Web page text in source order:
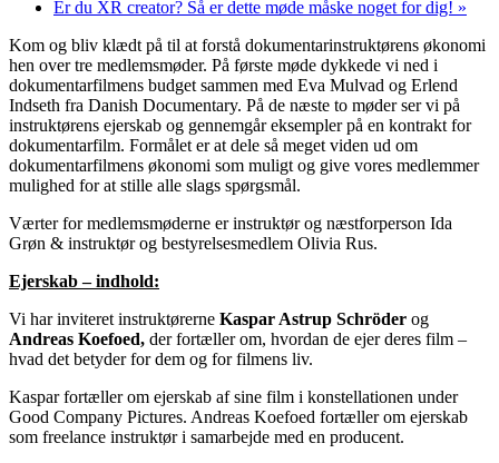
Er du XR creator? Så er dette møde måske noget for dig! »
Kom og bliv klædt på til at forstå dokumentarinstruktørens økonomi
hen over tre medlemsmøder. På første møde dykkede vi ned i
dokumentarfilmens budget sammen med Eva Mulvad og Erlend
Indseth fra Danish Documentary. På de næste to møder ser vi på
instruktørens ejerskab og gennemgår eksempler på en kontrakt for
dokumentarfilm. Formålet er at dele så meget viden ud om
dokumentarfilmens økonomi som muligt og give vores medlemmer
mulighed for at stille alle slags spørgsmål.
Værter for medlemsmøderne er instruktør og næstforperson Ida
Grøn & instruktør og bestyrelsesmedlem Olivia Rus.
Ejerskab – indhold:
Vi har inviteret instruktørerne Kaspar Astrup Schröder og
Andreas Koefoed, der fortæller om, hvordan de ejer deres film –
hvad det betyder for dem og for filmens liv.
Kaspar fortæller om ejerskab af sine film i konstellationen under
Good Company Pictures. Andreas Koefoed fortæller om ejerskab
som freelance instruktør i samarbejde med en producent.